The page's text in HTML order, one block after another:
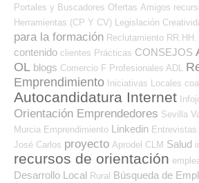
Portales y Buscadores Ofertas Amigos
Herramientas (CP Y CV) Legislación
para la formación Reclutamiento RR.HH.
contenido clientes Prácticas CONSEJOS
OL blogs Comercio F Profesionales ADL
Emprendimiento Iniciativas Locales
Autocandidatura Internet
Orientación Emprendedores Sevilla
Murcia Emprendimiento Linkedin
José Carlos proyecto Aprodel CLM Salud
recursos de orientación
Desarrollo Local Rural Búsqueda de